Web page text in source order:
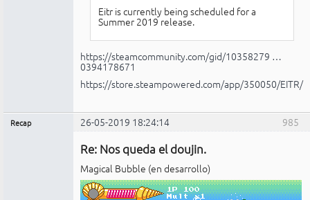
Eitr is currently being scheduled for a
Summer 2019 release.
https://steamcommunity.com/gid/10358279 …
0394178671
https://store.steampowered.com/app/350050/EITR/
985
Recap 26-05-2019 18:24:14
Re: Nos queda el doujin.
Magical Bubble (en desarrollo)